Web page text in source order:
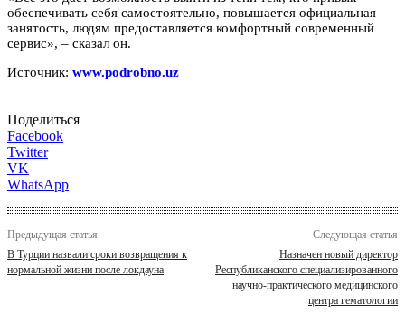
обеспечивать себя самостоятельно, повышается официальная
занятость, людям предоставляется комфортный современный
сервис», – сказал он.
Источник: www.podrobno.uz
Поделиться
Facebook
Twitter
VK
WhatsApp
Предыдущая статья
В Турции назвали сроки возвращения к
нормальной жизни после локдауна
Следующая статья
Назначен новый директор
Республиканского специализированного
научно-практического медицинского
центра гематологии